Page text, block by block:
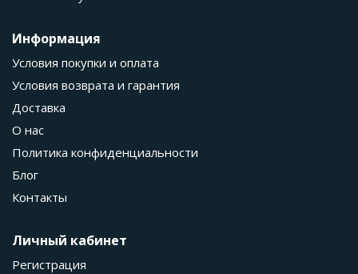
Информация
Условия покупки и оплата
Условия возврата и гарантия
Доставка
О нас
Политика конфиденциальности
Блог
Контакты
Личный кабинет
Регистрация